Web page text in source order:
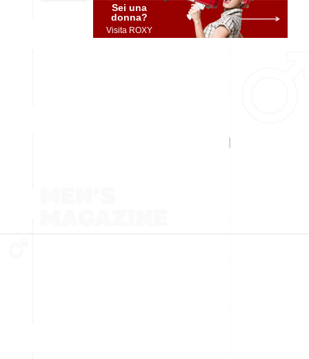
Sei una
donna?
Visita ROXY